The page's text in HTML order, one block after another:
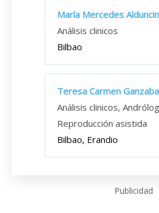
María Mercedes
Análisis clinicos
Bilbao
Teresa Carmen
Análisis clinicos,
Reproducción asistida
Bilbao, Erandio
Publicidad